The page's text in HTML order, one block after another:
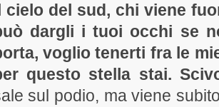
cielo del sud, chi viene
dargli i tuoi occhi se
voglio tenerti fra le
questo stella stai.
sul podio, ma viene